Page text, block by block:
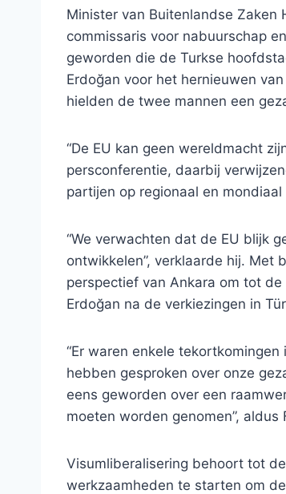
Minister van Buitenlandse Zaken
commissaris voor nabuurschap
geworden die de Turkse
Erdoğan voor het hernieuwen
hielden de twee mannen een
“De EU kan geen wereldmacht
persconferentie, daarbij
partijen op regionaal en
“We verwachten dat de EU blijk
ontwikkelen”, verklaarde hij. Met
perspectief van Ankara om tot
Erdoğan na de verkiezingen in
“Er waren enkele
hebben gesproken over onze
eens geworden over een
moeten worden genomen”, aldus
Visumliberalisering behoort tot
werkzaamheden te starten om